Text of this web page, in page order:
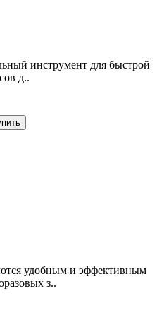
инструмент для быстрой
д..
удобным и эффективным
з..